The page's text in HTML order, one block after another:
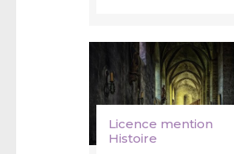
Licence mention
Histoire